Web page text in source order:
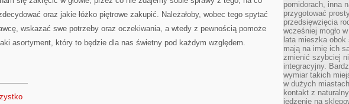
oraz jakie łóżko piętrowe zakupić. Należałoby, wobec tego spytać
wskazać swe potrzeby oraz oczekiwania, a wtedy z pewnością pomoże
asortyment, który to będzie dla nas świetny pod każdym względem.
pomidorach, inna
przygotować
przedsięwzięcia
wcześniej mogło
lata mieszka
mają na imię ich
zmienić szybciej
integracyjny.
wymiar takich
w dużych
kontakt z
jedzenie na